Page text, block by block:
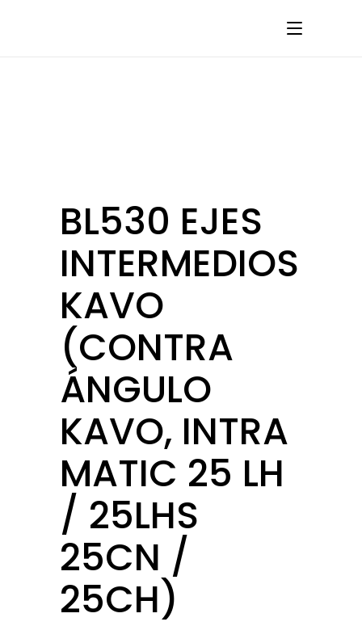
BL530 EJES
INTERMEDIOS
KAVO
(CONTRA
ÁNGULO
KAVO, INTRA
MATIC 25 LH
/ 25LHS
25CN /
25CH)